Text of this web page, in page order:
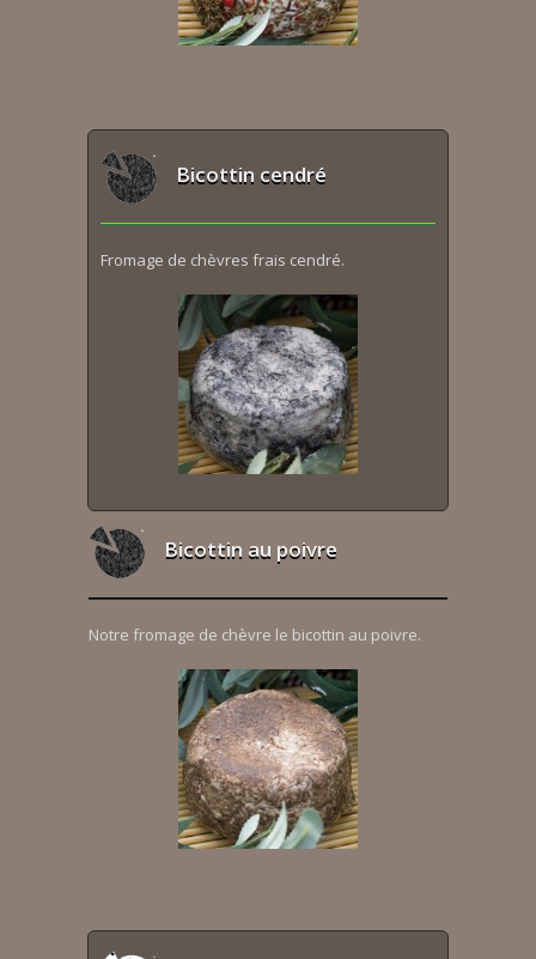
Bicottin cendré
Fromage de chèvres frais cendré.
Bicottin au poivre
Notre fromage de chèvre le bicottin au poivre.